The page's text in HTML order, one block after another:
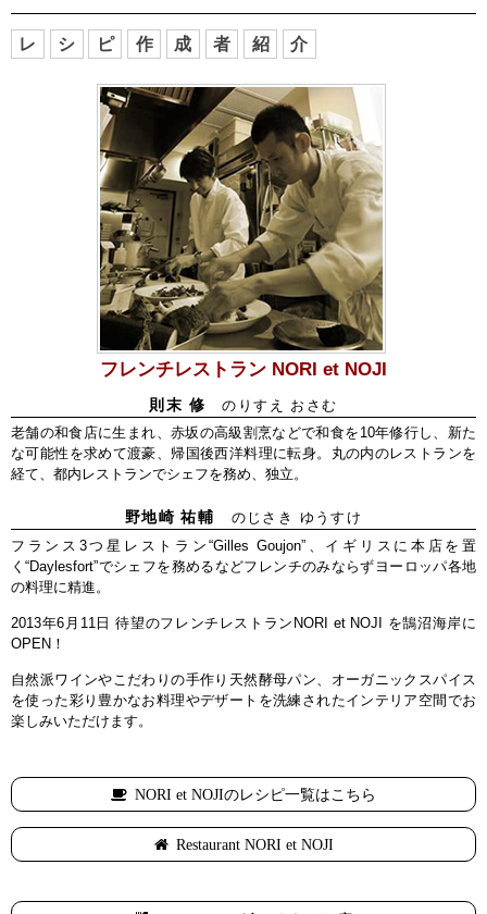
レ シ ピ 作 成 者 紹 介
フレンチレストラン NORI et NOJI
則末 修のりすえ おさむ
老舗の和食店に生まれ、赤坂の高級割烹などで和食を10年修行し、新た
な可能性を求めて渡豪、帰国後西洋料理に転身。丸の内のレストランを
経て、都内レストランでシェフを務め、独立。
野地崎 祐輔 のじさき ゆうすけ
フランス3つ星レストラン“Gilles Goujon”、イギリスに本店を置
く“Daylesfort”でシェフを務めるなどフレンチのみならずヨーロッパ各地
の料理に精進。
2013年6月11日 待望のフレンチレストランNORI et NOJI を鵠沼海岸に
OPEN！
自然派ワインやこだわりの手作り天然酵母パン、オーガニックスパイス
を使った彩り豊かなお料理やデザートを洗練されたインテリア空間でお
楽しみいただけます。
NORI et NOJIのレシピ一覧はこちら
Restaurant NORI et NOJI